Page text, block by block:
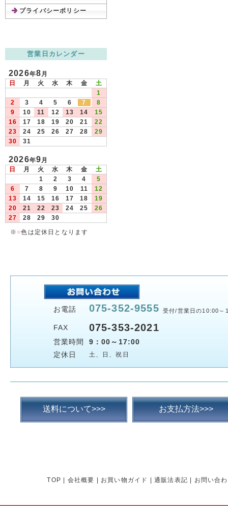
プライバシーポリシー
営業日カレンダー
2026年8月
日
月 火 水 木 金
土
1
2
3 4 5 6 7
8
9
10 11 12 13 14
15
16
17 18 19 20 21
22
23
24 25 26 27 28
29
30
31
2026年9月
日
月 火 水 木 金
土
1
2 3 4
5
6
7 8 9 10 11
12
13
14 15 16 17 18
19
20
21 22 23 24 25
26
27
28 29
30
※ ■色は定休日となります
お電話 075-352-9555 受付/営業日の10:00～
FAX 075-353-2021
営業時間
9：00～17:00
定休日
土、日、祝日
送料について>>> お支払方法>>>
TOP 会社概要 お買い物ガイド 通販法表記 お問い合